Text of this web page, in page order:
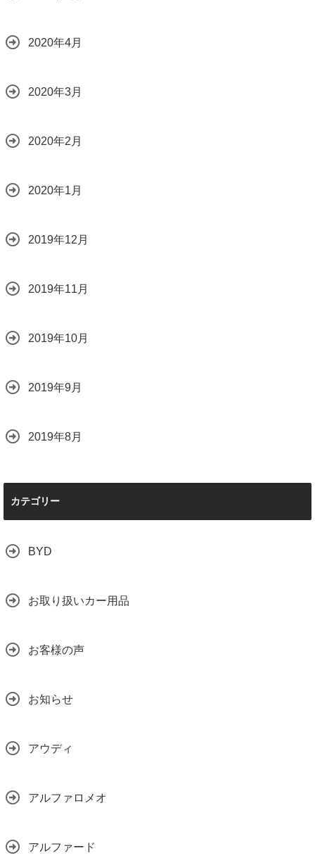
2020年4月
2020年3月
2020年2月
2020年1月
2019年12月
2019年11月
2019年10月
2019年9月
2019年8月
カテゴリー
BYD
お取り扱いカー用品
お客様の声
お知らせ
アウディ
アルファロメオ
アルファード